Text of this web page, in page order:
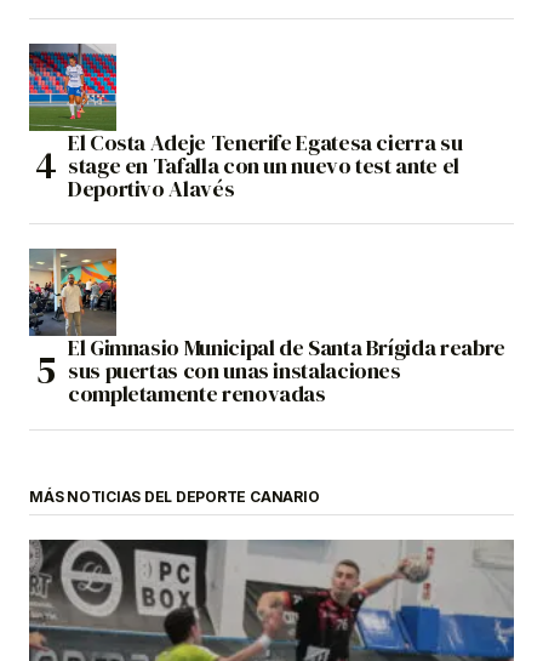
El Costa Adeje Tenerife Egatesa cierra su
stage en Tafalla con un nuevo test ante el
Deportivo Alavés
El Gimnasio Municipal de Santa Brígida reabre
sus puertas con unas instalaciones
completamente renovadas
MÁS NOTICIAS DEL DEPORTE CANARIO